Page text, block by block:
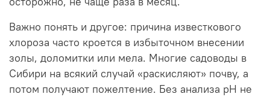
Важно понять и другое: причина известкового
хлороза часто кроется в избыточном внесении
золы, доломитки или мела. Многие садоводы в
Сибири на всякий случай «раскисляют» почву, а
потом получают пожелтение. Без анализа pH не